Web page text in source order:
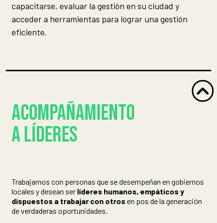
capacitarse, evaluar la gestión en su ciudad y
acceder a herramientas para lograr una gestión
eficiente.
ACOMPAÑAMIENTO
A LÍDERES
Trabajamos con personas que se desempeñan en gobiernos
locales y desean ser líderes humanos, empáticos y
dispuestos a trabajar con otros en pos de la generación
de verdaderas oportunidades.